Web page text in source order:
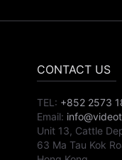
CONTACT US
TEL: +852 2573
Email:
Unit 13, Cattle
63 Ma Tau Kok